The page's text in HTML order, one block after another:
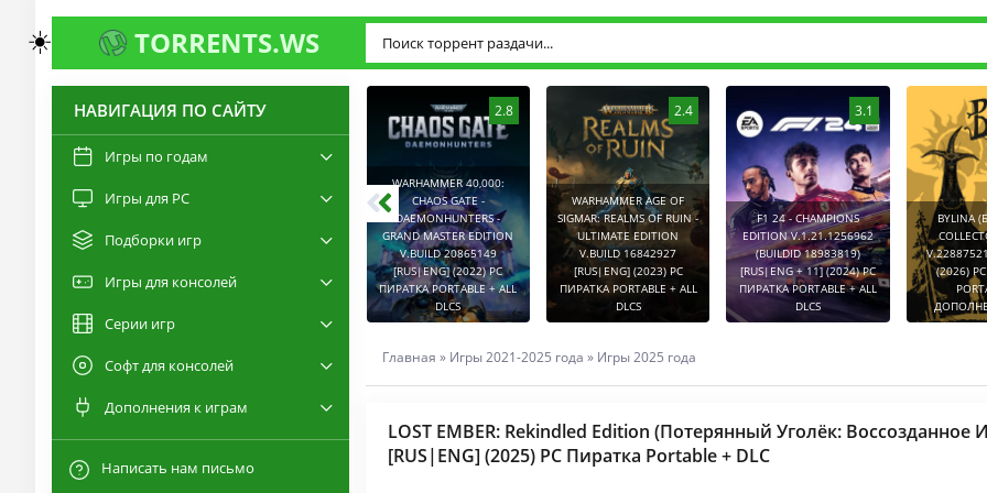
TORRENTS.WS
НАВИГАЦИЯ ПО САЙТУ
Игры по годам
Игры для PC
Подборки игр
Игры для консолей
Серии игр
Софт для консолей
Дополнения к играм
Написать нам письмо
3.0
RESIDENT EVIL 9:
REQUIEM - DELUXE
EDITION V.BUILD
(2026) PC ПИРАТКА
[RUS|ENG] (2026) PC
2.8
WARHAMMER 40,000:
CHAOS GATE -
DAEMONHUNTERS -
GRAND MASTER EDITION
V.BUILD 20865149
[RUS|ENG] (2022) PC
ПИРАТКА PORTABLE + ALL
DLCS
2.4
WARHAMMER AGE OF
SIGMAR: REALMS OF RUIN -
ULTIMATE EDITION
V.BUILD 16842927
[RUS|ENG] (2023) PC
ПИРАТКА PORTABLE + ALL
DLCS
3.1
F1 24 - CHAMPIONS
EDITION V.1.21.1256962
(BUILDID 18983819)
[RUS|ENG + 11] (2024) PC
ПИРАТКА PORTABLE + ALL
DLCS
BYLINA
(2026)
Главная » Игры 2021-2025 года » Игры 2025 года
LOST EMBER: Rekindled Edition (Потерянный Уголёк: Воссозданное
[RUS|ENG] (2025) PC Пиратка Portable + DLC
☀️